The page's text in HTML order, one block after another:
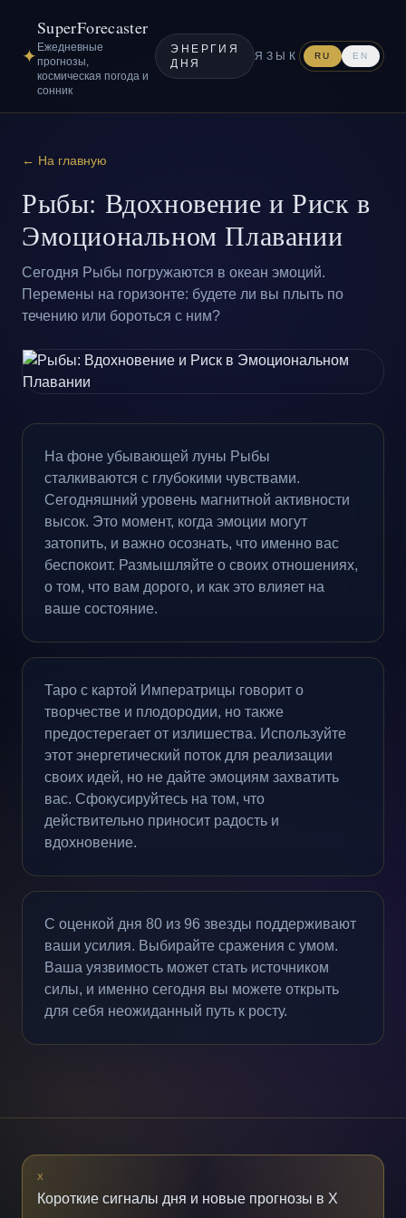
✦
SuperForecaster
Ежедневные
прогнозы,
космическая погода и
сонник
ЭНЕРГИЯ
ДНЯ
ЯЗЫК RU EN
← На главную
Рыбы: Вдохновение и Риск в
Эмоциональном Плавании
Сегодня Рыбы погружаются в океан эмоций.
Перемены на горизонте: будете ли вы плыть по
течению или бороться с ним?
На фоне убывающей луны Рыбы
сталкиваются с глубокими чувствами.
Сегодняшний уровень магнитной активности
высок. Это момент, когда эмоции могут
затопить, и важно осознать, что именно вас
беспокоит. Размышляйте о своих отношениях,
о том, что вам дорого, и как это влияет на
ваше состояние.
Таро с картой Императрицы говорит о
творчестве и плодородии, но также
предостерегает от излишества. Используйте
этот энергетический поток для реализации
своих идей, но не дайте эмоциям захватить
вас. Сфокусируйтесь на том, что
действительно приносит радость и
вдохновение.
С оценкой дня 80 из 96 звезды поддерживают
ваши усилия. Выбирайте сражения с умом.
Ваша уязвимость может стать источником
силы, и именно сегодня вы можете открыть
для себя неожиданный путь к росту.
X
Короткие сигналы дня и новые прогнозы в X